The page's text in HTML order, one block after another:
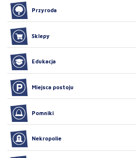
Przyroda
Sklepy
Edukacja
Miejsca postoju
Pomniki
Nekropolie